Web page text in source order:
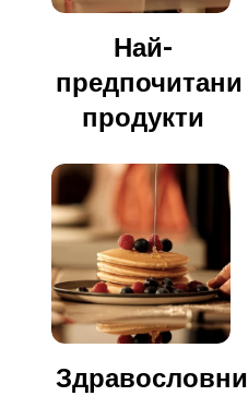
Най-
предпочитани
продукти
Здравословни